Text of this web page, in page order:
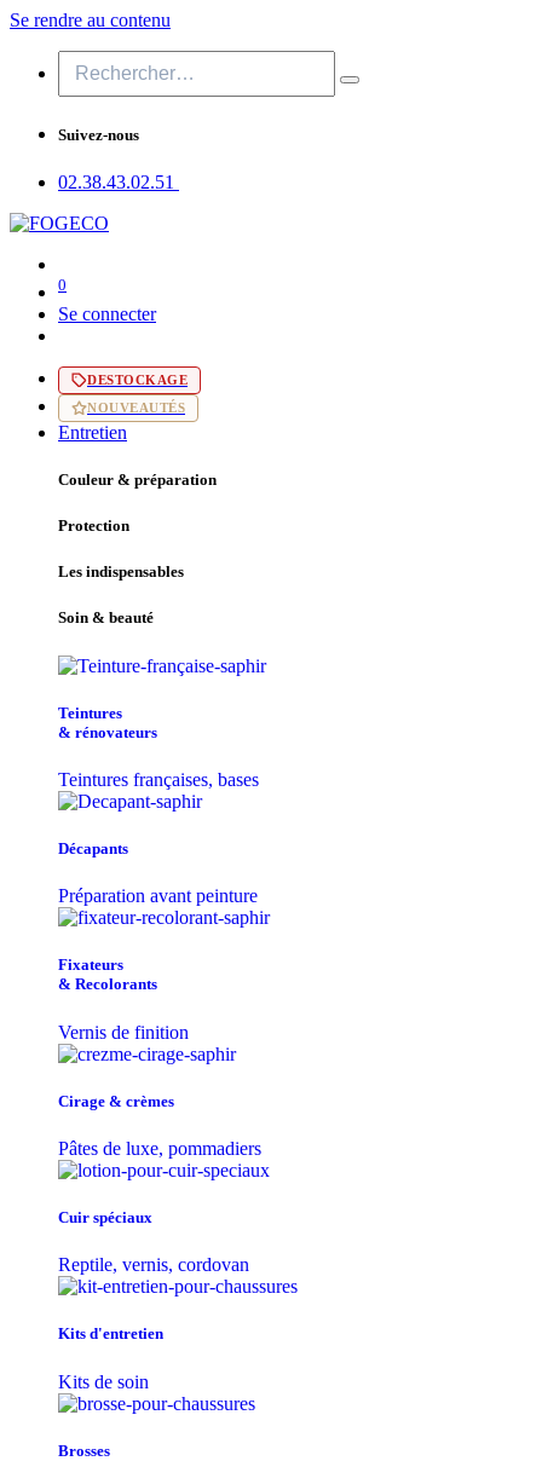
Se rendre au contenu
Suivez-nous
02.38.43​.02.51
0
Se connecter
DESTOCKAGE
NOUVEAUTÉS
Entretien
Couleur & préparation
Protection
Les indispensables
Soin & beauté
Teintu​res
& r​é​novateurs
Teintures françaises, bases
Décapants
Préparation avant peinture
Fixateurs
& Recolorants
Vernis de finition
Cirage & crèmes
Pâtes de luxe, pommadiers
Cuir spéciaux
Reptile, vernis, cordovan
Kits d'entretien
Kits de soin
Brosses